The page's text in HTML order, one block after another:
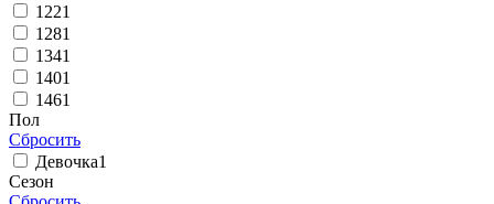
1221
1281
1341
1401
1461
Пол
Сбросить
Девочка1
Сезон